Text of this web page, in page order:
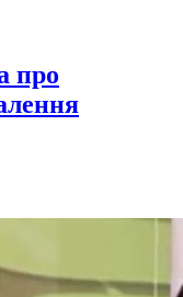
про